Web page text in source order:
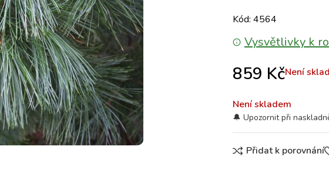
Kód: 4564
Vysvětlivky k
859 KčNení
Není skladem
Přidat k porovnání